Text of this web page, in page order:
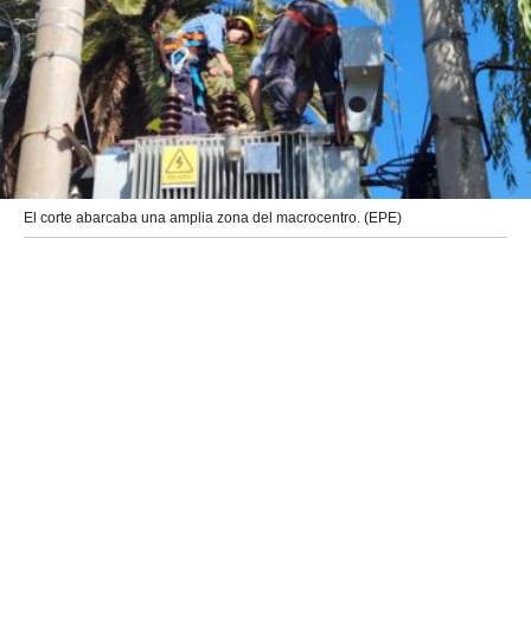
El corte abarcaba una amplia zona del macrocentro. (EPE)